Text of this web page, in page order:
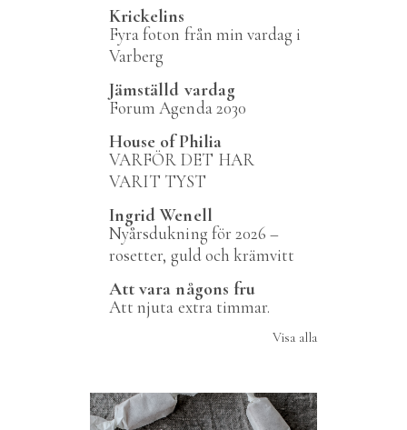
Krickelins
Fyra foton från min vardag i
Varberg
Jämställd vardag
Forum Agenda 2030
House of Philia
VARFÖR DET HAR
VARIT TYST
Ingrid Wenell
Nyårsdukning för 2026 –
rosetter, guld och krämvitt
Att vara någons fru
Att njuta extra timmar.
Visa alla